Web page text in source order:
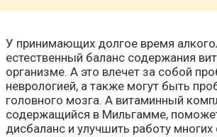
У принимающих долгое время
естественный баланс содержания
организме. А это влечет за собой
неврологией, а также могут быть
головного мозга. А витаминный
содержащийся в Мильгамме,
дисбаланс и улучшить работу многих